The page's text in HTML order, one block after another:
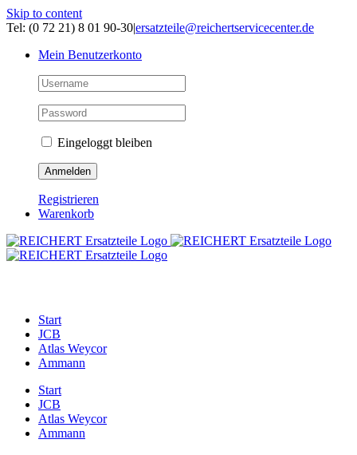
Skip to content
Tel: (0 72 21) 8 01 90-30|ersatzteile@reichertservicecenter.de
Mein Benutzerkonto
Eingeloggt bleiben
Registrieren
Warenkorb
Start
JCB
Atlas Weycor
Ammann
Start
JCB
Atlas Weycor
Ammann